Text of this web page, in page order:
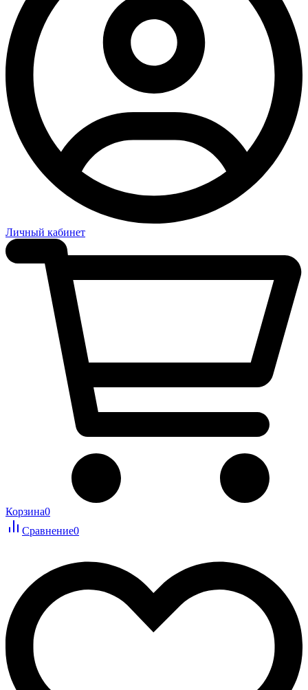
Личный кабинет
Корзина0
Сравнение0